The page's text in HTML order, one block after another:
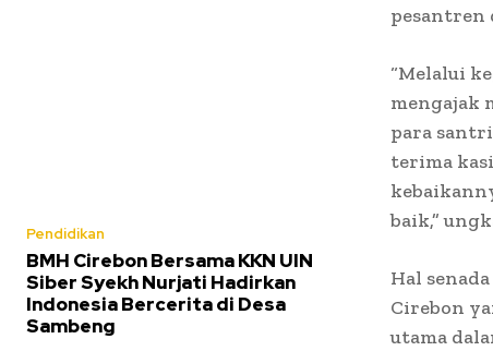
Pendidikan
BMH Cirebon Bersama KKN UIN
Siber Syekh Nurjati Hadirkan
Indonesia Bercerita di Desa
Sambeng
pesantren
“Melalui
mengajak
para
terima
baik,”
Hal
Cirebon
utama